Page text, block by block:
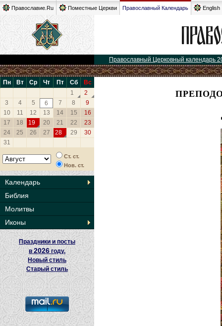
Православие.Ru Поместные Церкви Православный Календарь English
Православный Церковный календарь
Пн Вт Ср Чт Пт Сб
Вс
1
2
3
4 5 6 7 8
9
10
11 12 13 14 15
16
17
18 19 20 21 22
23
24
25 26 27 28 29
30
31
Ст. ст.
Нов. ст.
Календарь
Библия
Молитвы
Иконы
Праздники и посты
в2026 году.
Новый стиль
Старый стиль